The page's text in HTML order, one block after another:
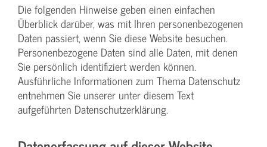
Die folgenden Hinweise geben einen einfachen
Überblick darüber, was mit Ihren personenbezogenen
Daten passiert, wenn Sie diese Website besuchen.
Personenbezogene Daten sind alle Daten, mit denen
Sie persönlich identifiziert werden können.
Ausführliche Informationen zum Thema Datenschutz
entnehmen Sie unserer unter diesem Text
aufgeführten Datenschutzerklärung.